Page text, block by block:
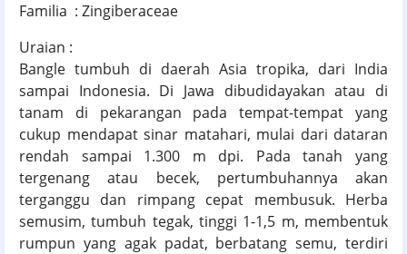
Familia : Zingiberaceae
Uraian :
Bangle tumbuh di daerah Asia tropika, dari India
sampai Indonesia. Di Jawa dibudidayakan atau di
tanam di pekarangan pada tempat-tempat yang
cukup mendapat sinar matahari, mulai dari dataran
rendah sampai 1.300 m dpi. Pada tanah yang
tergenang atau becek, pertumbuhannya akan
terganggu dan rimpang cepat membusuk. Herba
semusim, tumbuh tegak, tinggi 1-1,5 m, membentuk
rumpun yang agak padat, berbatang semu, terdiri